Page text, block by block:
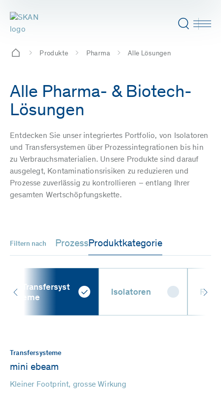
Produkte Pharma Alle Lösungen
Alle Pharma- & Biotech-
Lösungen
Entdecken Sie unser integriertes Portfolio, von Isolatoren
und Transfersystemen über Prozessintegrationen bis hin
zu Verbrauchsmaterialien. Unsere Produkte sind darauf
ausgelegt, Kontaminationsrisiken zu reduzieren und
Prozesse zuverlässig zu kontrollieren – entlang Ihrer
gesamten Wertschöpfungskette.
Filtern nach ProzessProduktkategorie
Transfersyst
eme
Isolatoren
Transfersysteme
mini ebeam
Kleiner Footprint, grosse Wirkung